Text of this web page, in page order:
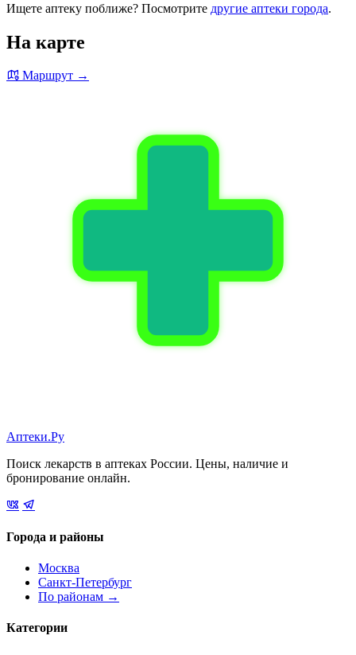
Ищете аптеку поближе? Посмотрите другие аптеки города.
На карте
Маршрут →
Аптеки.Ру
Поиск лекарств в аптеках России. Цены, наличие и
бронирование онлайн.
Города и районы
Москва
Санкт-Петербург
По районам →
Категории